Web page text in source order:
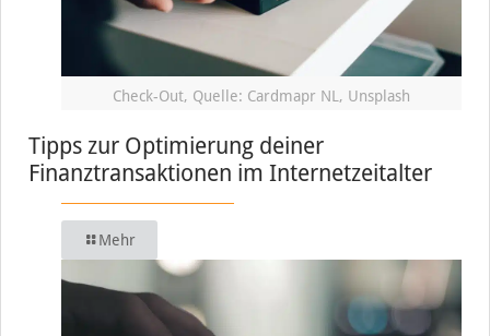
Check-Out, Quelle: Cardmapr NL, Unsplash
Tipps zur Optimierung deiner
Finanztransaktionen im Internetzeitalter
Mehr